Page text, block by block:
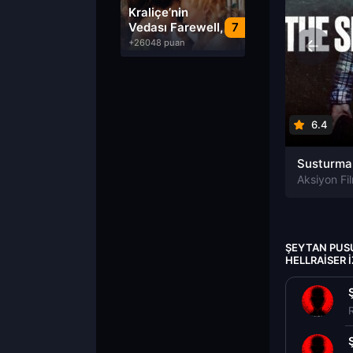
Dublaj izle
7
Kraliçe’nin
Vedası Farewell,
My Queen izle
+26048 puan
6.4
Aksiyon
ŞEYTAN
HELLRAISER